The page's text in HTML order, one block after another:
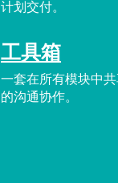
计划交付。
工具箱
一套在所有模块中
的沟通协作。